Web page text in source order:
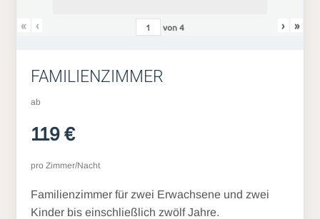
« ‹ von4 › »
FAMILIENZIMMER
ab
119 €
pro Zimmer/Nacht
Familienzimmer für zwei Erwachsene und zwei
Kinder bis einschließlich zwölf Jahre.